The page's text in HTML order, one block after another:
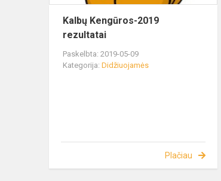
Kalbų Kengūros-2019
rezultatai
Paskelbta: 2019-05-09
Kategorija: Didžiuojamės
Plačiau